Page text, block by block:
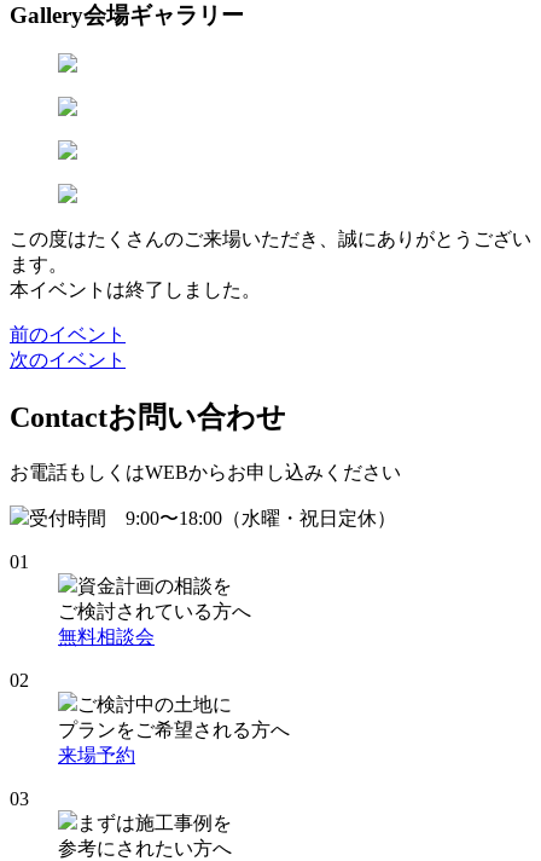
Gallery会場ギャラリー
この度はたくさんのご来場いただき、 誠にありがとうござい
ます。
本イベントは終了しました。
前のイベント
次のイベント
Contactお問い合わせ
お電話もしくはWEBからお申し込みください
受付時間 9:00〜18:00（水曜・祝日定休）
01
資金計画の相談を
ご検討されている方へ
無料相談会
02
ご検討中の土地に
プランをご希望される方へ
来場予約
03
まずは施工事例を
参考にされたい方へ